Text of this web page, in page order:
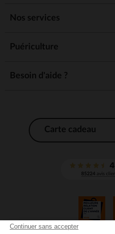
Continuer sans accepter
Nos services
Puériculture
Besoin d'aide ?
Carte cadeau